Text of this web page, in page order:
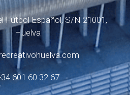
Fútbol Español, S/N 21001,
Huelva
601 60 32 67